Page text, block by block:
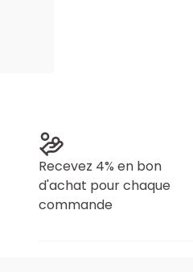
Recevez 4% en bon
d'achat pour chaque
commande